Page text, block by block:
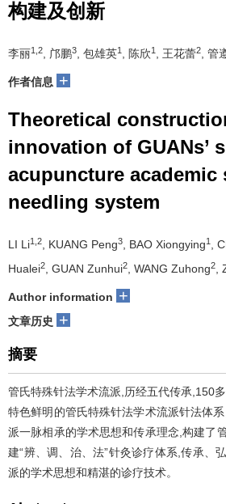
构建及创新
李丽1,2, 邝鹏3, 包雄英1 , 陈欣1 , 王花蕾2, 管
作者信息 +
Theoretical
innovation of GUANs’
acupuncture academic
needling system
LI Li1,2, KUANG Peng3, BAO Xiongying1 ,
Hualei2, GUAN Zunhui2, WANG Zuhong2,
Author information +
文章历史 +
摘要
管氏特殊针法学术流派,历经五代传承,150
特色鲜明的管氏特殊针法学术流派针法体
派一脉相承的学术思想和传承理念,构建了
建“辨、调、治、法”针灸诊疗体系,传承、
派的学术思想和精湛的诊疗技术。